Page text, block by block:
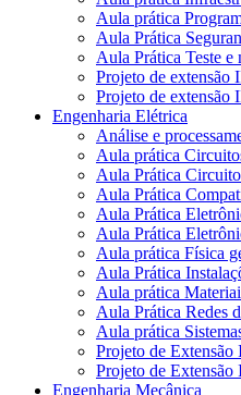
Aula prática
Aula Prática
Aula Prática Teste e
Projeto de extensão
Projeto de extensão
Engenharia Elétrica
Análise e
Aula prática
Aula Prática
Aula Prática
Aula Prática
Aula Prática
Aula prática Física
Aula Prática
Aula prática
Aula Prática Redes
Aula prática
Projeto de
Projeto de
Engenharia Mecânica